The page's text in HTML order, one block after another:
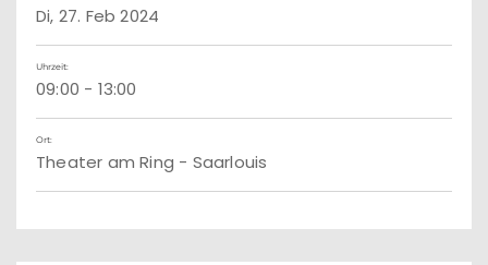
Di, 27. Feb 2024
Uhrzeit:
09:00 - 13:00
Ort:
Theater am Ring - Saarlouis